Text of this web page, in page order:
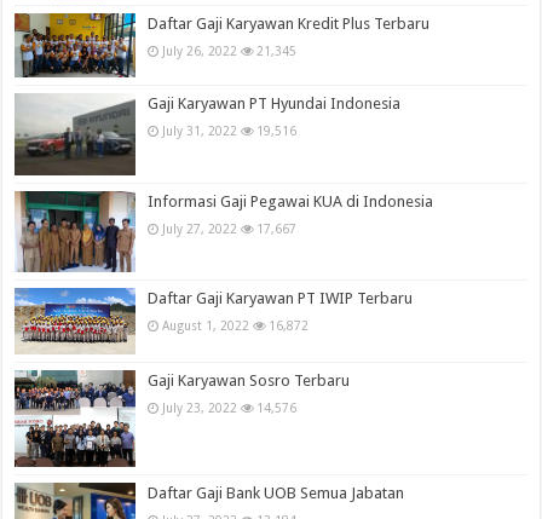
Daftar Gaji Karyawan Kredit Plus Terbaru
July 26, 2022 21,345
Gaji Karyawan PT Hyundai Indonesia
July 31, 2022 19,516
Informasi Gaji Pegawai KUA di Indonesia
July 27, 2022 17,667
Daftar Gaji Karyawan PT IWIP Terbaru
August 1, 2022 16,872
Gaji Karyawan Sosro Terbaru
July 23, 2022 14,576
Daftar Gaji Bank UOB Semua Jabatan